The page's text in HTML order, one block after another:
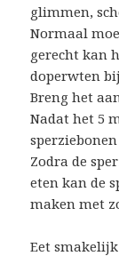
glimmen,
Normaal
gerecht kan
doperwten
Breng het
Nadat het 5
Zodra de
eten kan de
maken met
Eet